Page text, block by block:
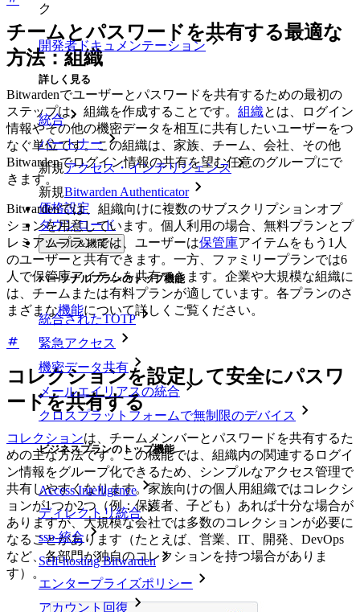
ク
開発者ドキュメンテーション
詳しく見る
統合
パートナー
新規アクセス・インテリジェンス
新規Bitwarden Authenticator
価格設定
ダウンロード
ツール＆機能
パーソナルプランのトップ機能
統合されたTOTP
緊急アクセス
機密データ共有
メールエイリアスの統合
クロスプラットフォームで無制限のデバイス
ビジネスプランのトップ機能
Access Intelligence
ディレクトリ統合
sso-統合
Self-hosting Bitwarden
エンタープライズポリシー
アカウント回復
チームとパスワードを共有する最適な
方法：組織
Bitwardenでユーザーとパスワードを共有するための最初の
ステップは、組織を作成することです。 組織とは、ログイン
情報やその他の機密データを相互に共有したいユーザーをつ
なぐ単位です。この組織は、家族、チーム、会社、その他
Bitwardenでログイン情報の共有を望む任意のグループにで
きます。
Bitwardenでは、組織向けに複数のサブスクリプションオプ
ションを用意しています。個人利用の場合、無料プランとプ
レミアムプランでは、ユーザーは保管庫アイテムをもう1人
のユーザーと共有できます。一方、ファミリープランでは6
人で保管庫アイテムを共有できます。企業や大規模な組織に
は、チームまたは有料プランが適しています。各プランのさ
まざまな機能について詳しくご覧ください。
コレクションを設定して安全にパスワ
ードを共有する
コレクションは、チームメンバーとパスワードを共有するた
めの主な方法です。この機能では、組織内の関連するログイ
ン情報をグループ化できるため、シンプルなアクセス管理で
共有しやすくなります。家族向けの個人用組織ではコレクシ
ョンが1つか2つ（例：保護者、子ども）あれば十分な場合が
ありますが、大規模な会社では多数のコレクションが必要に
なることがあります（たとえば、営業、IT、開発、DevOps
など、各部門が独自のコレクションを持つ場合がありま
す）。